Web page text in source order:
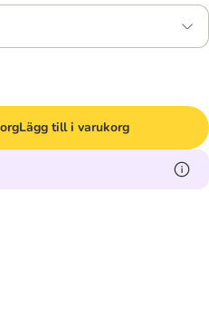
Lägg till i varukorg